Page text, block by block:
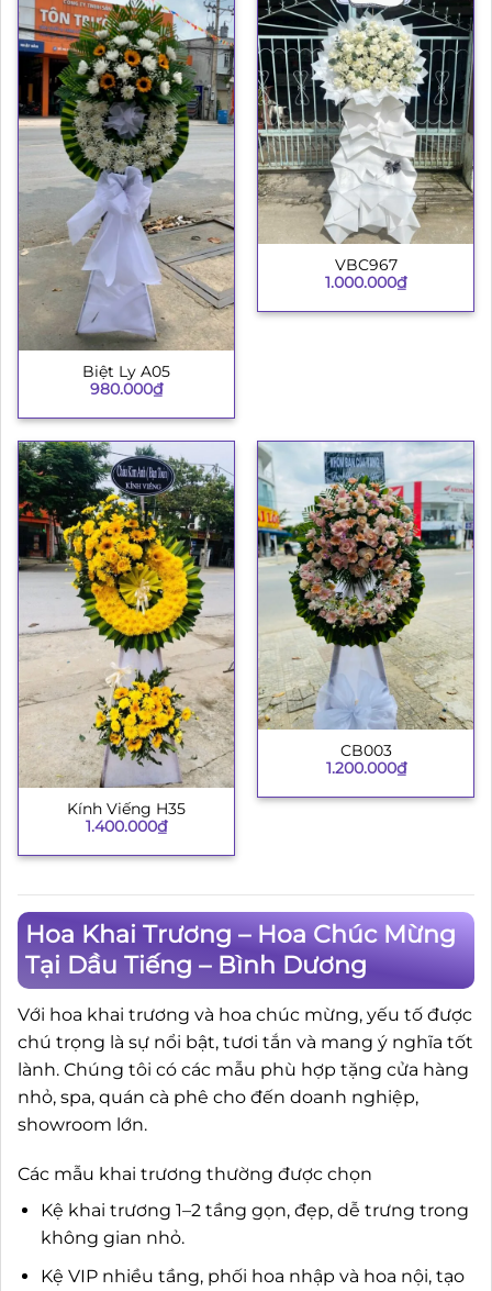
Biệt Ly A05
980.000₫
VBC967
1.000.000₫
Kính Viếng H35
1.400.000₫
CB003
1.200.000₫
Hoa Khai Trương – Hoa Chúc Mừng
Tại Dầu Tiếng – Bình Dương
Với hoa khai trương và hoa chúc mừng, yếu tố được
chú trọng là sự nổi bật, tươi tắn và mang ý nghĩa tốt
lành. Chúng tôi có các mẫu phù hợp tặng cửa hàng
nhỏ, spa, quán cà phê cho đến doanh nghiệp,
showroom lớn.
Các mẫu khai trương thường được chọn
Kệ khai trương 1–2 tầng gọn, đẹp, dễ trưng trong
không gian nhỏ.
Kệ VIP nhiều tầng, phối hoa nhập và hoa nội, tạo